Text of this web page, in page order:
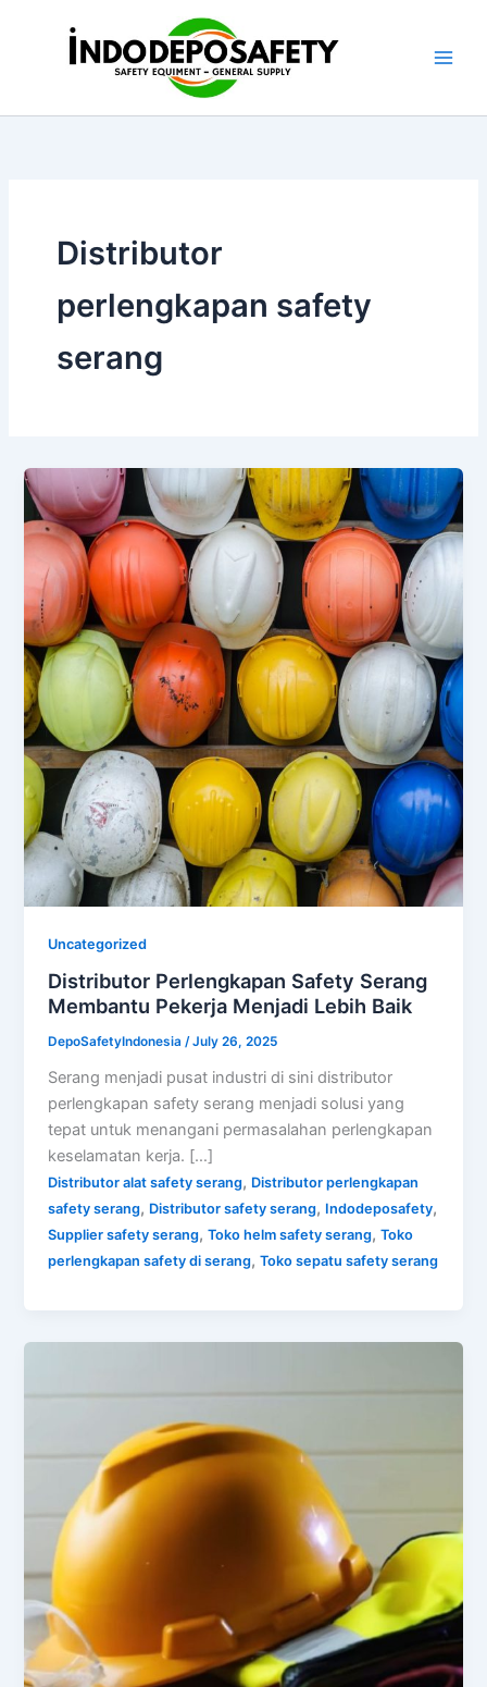
Distributor
perlengkapan safety
serang
Uncategorized
Distributor Perlengkapan Safety Serang
Membantu Pekerja Menjadi Lebih Baik
DepoSafetyIndonesia/July 26, 2025
Serang menjadi pusat industri di sini distributor
perlengkapan safety serang menjadi solusi yang
tepat untuk menangani permasalahan perlengkapan
keselamatan kerja. […]
Distributor alat safety serang, Distributor perlengkapan
safety serang, Distributor safety serang, Indodeposafety,
Supplier safety serang,Toko helm safety serang,Toko
perlengkapan safety di serang,Toko sepatu safety serang